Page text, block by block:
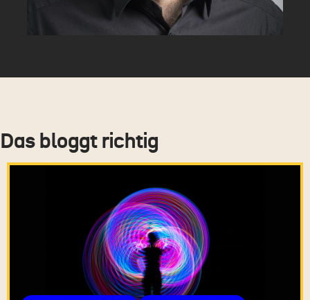
Das bloggt richtig